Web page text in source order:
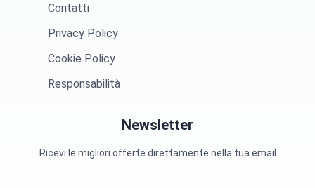
Contatti
Privacy Policy
Cookie Policy
Responsabilità
Newsletter
Ricevi le migliori offerte direttamente nella tua email